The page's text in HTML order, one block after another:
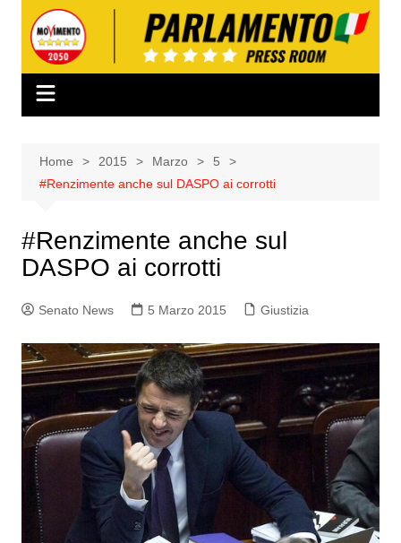
contenuto
Home 2015 Marzo
5
#Renzimente anche sul DASPO ai corrotti
#Renzimente anche sul
DASPO ai corrotti
Senato News 5 Marzo 2015 Giustizia